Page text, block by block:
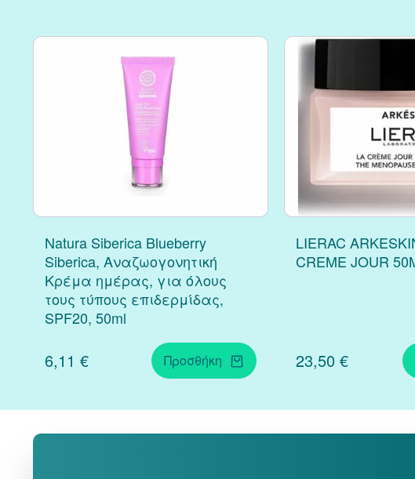
Natura Siberica Blueberry
Siberica, Αναζωογονητική
Κρέμα ημέρας, για όλους
τους τύπους επιδερμίδας,
SPF20, 50ml
6,11 € Προσθήκη
LIERAC
CREME JOUR
23,50 €